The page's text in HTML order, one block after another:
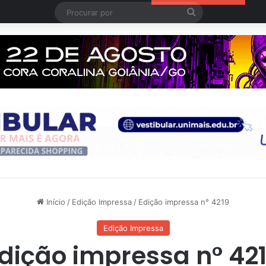
Procurar
por
Início / Edição Impressa / Edição impressa n° 4219
Edição Impressa
impressa n°